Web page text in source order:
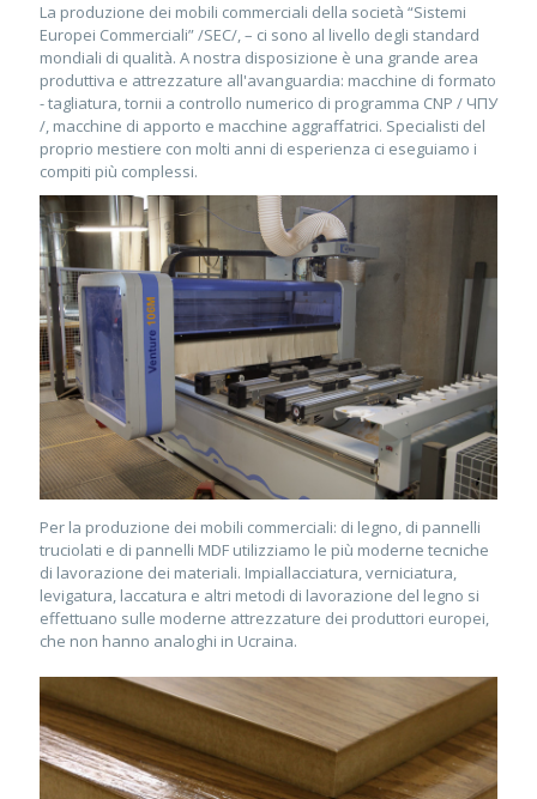
La produzione dei mobili commerciali della società “Sistemi
Europei Commerciali” /SEC/, – ci sono al livello degli standard
mondiali di qualità. A nostra disposizione è una grande area
produttiva e attrezzature all'avanguardia: macchine di formato
- tagliatura, tornii a controllo numerico di programma CNP / ЧПУ
/, macchine di apporto e macchine aggraffatrici. Specialisti del
proprio mestiere con molti anni di esperienza ci eseguiamo i
compiti più complessi.
Per la produzione dei mobili commerciali: di legno, di pannelli
truciolati e di pannelli MDF utilizziamo le più moderne tecniche
di lavorazione dei materiali. Impiallacciatura, verniciatura,
levigatura, laccatura e altri metodi di lavorazione del legno si
effettuano sulle moderne attrezzature dei produttori europei,
che non hanno analoghi in Ucraina.